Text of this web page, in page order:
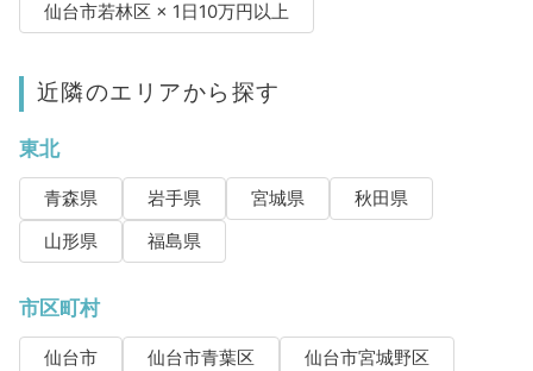
仙台市若林区 × 1日10万円以上
近隣のエリアから探す
東北
青森県 岩手県 宮城県
秋田県
山形県
福島県
市区町村
仙台市 仙台市青葉区
仙台市宮城野区